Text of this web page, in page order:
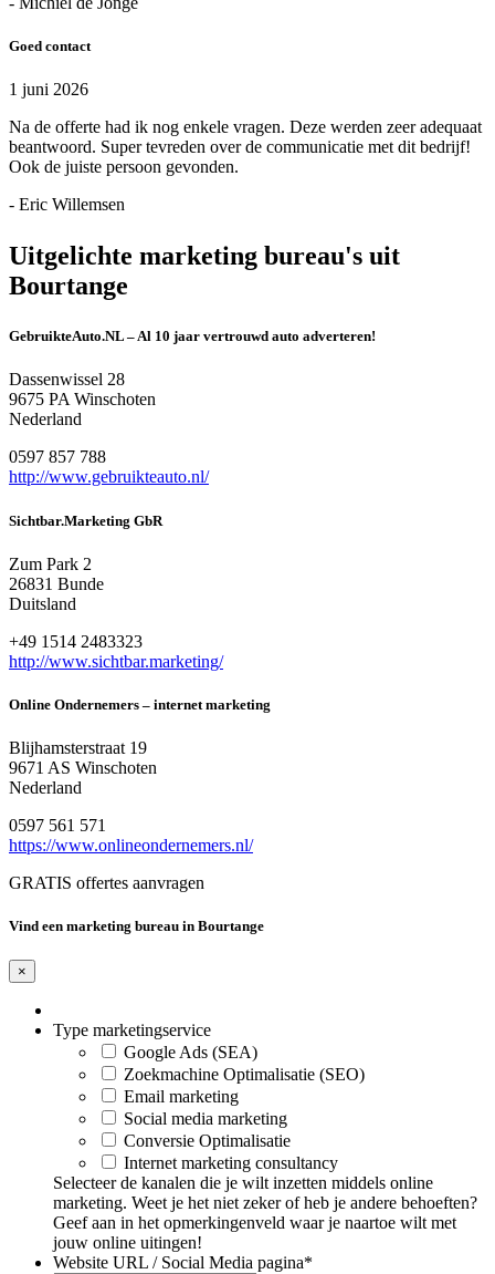
Goed contact
1 juni 2026
Na de offerte had ik nog enkele vragen. Deze werden zeer adequaat
beantwoord. Super tevreden over de communicatie met dit bedrijf!
Ook de juiste persoon gevonden.
- Eric Willemsen
Uitgelichte marketing bureau's uit
Bourtange
GebruikteAuto.NL – Al 10 jaar vertrouwd auto adverteren!
Dassenwissel 28
9675 PA Winschoten
Nederland
0597 857 788
http://www.gebruikteauto.nl/
Sichtbar.Marketing GbR
Zum Park 2
26831 Bunde
Duitsland
+49 1514 2483323
http://www.sichtbar.marketing/
Online Ondernemers – internet marketing
Blijhamsterstraat 19
9671 AS Winschoten
Nederland
0597 561 571
https://www.onlineondernemers.nl/
GRATIS offertes aanvragen
Vind een marketing bureau in Bourtange
×
Type marketingservice
Google Ads (SEA)
Zoekmachine Optimalisatie (SEO)
Email marketing
Social media marketing
Conversie Optimalisatie
Internet marketing consultancy
Selecteer de kanalen die je wilt inzetten middels online
marketing. Weet je het niet zeker of heb je andere behoeften?
Geef aan in het opmerkingenveld waar je naartoe wilt met
jouw online uitingen!
Website URL / Social Media pagina*